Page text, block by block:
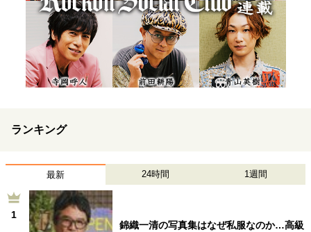
ランキング
最新 24時間 1週間
1
錦織一清の写真集はなぜ私服なのか…高級